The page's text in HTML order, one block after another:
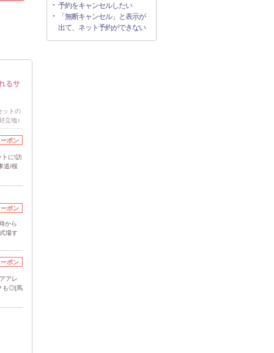
るサ
ットの
立地♪
ポン
トに!訪
道/桜
ポン
から
場す
ポン
アレ
も◎[馬
予約をキャンセルしたい
「無断キャンセル」と表示が
出て、ネット予約ができない